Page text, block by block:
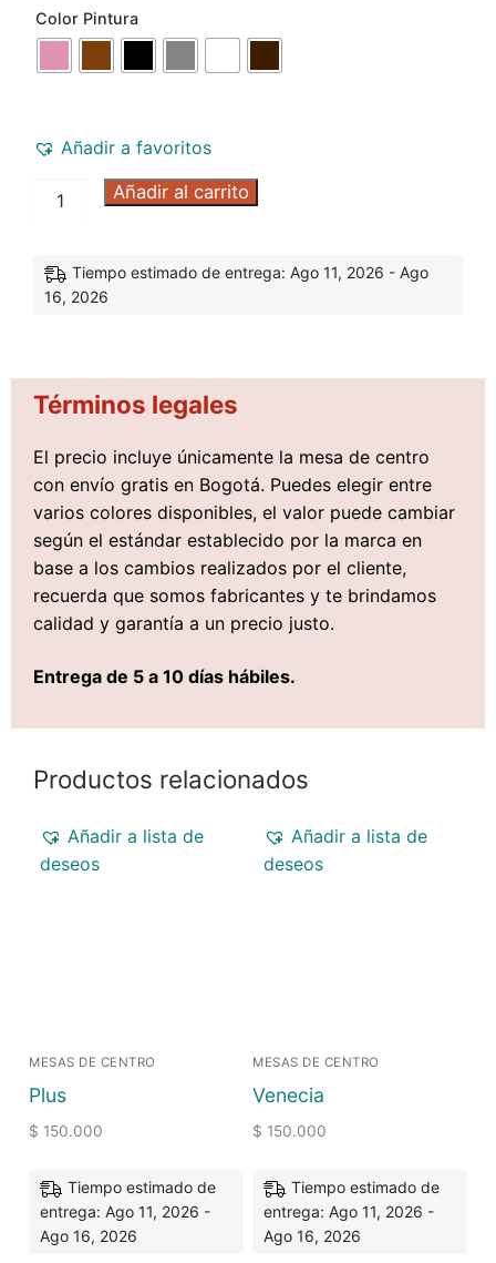
Color Pintura
Añadir a favoritos
Añadir al carrito
Tiempo estimado de entrega: Ago 11, 2026 - Ago
16, 2026
Términos legales
El precio incluye únicamente la mesa de centro
con envío gratis en Bogotá. Puedes elegir entre
varios colores disponibles, el valor puede cambiar
según el estándar establecido por la marca en
base a los cambios realizados por el cliente,
recuerda que somos fabricantes y te brindamos
calidad y garantía a un precio justo.
Entrega de 5 a 10 días hábiles.
Productos relacionados
Añadir a lista de
deseos
MESAS DE CENTRO
Plus
$ 150.000
Tiempo estimado de
entrega: Ago 11, 2026 -
Ago 16, 2026
Añadir a lista de
deseos
MESAS DE CENTRO
Venecia
$ 150.000
Tiempo estimado de
entrega: Ago 11, 2026 -
Ago 16, 2026